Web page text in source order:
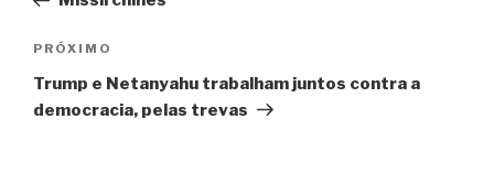
Post
Próximo
PRÓXIMO
Trump e Netanyahu trabalham juntos contra a
democracia, pelas trevas